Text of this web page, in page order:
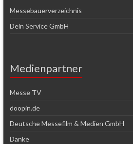
Messebauerverzeichnis
Dein Service GmbH
Medienpartner
Messe TV
doopin.de
Deutsche Messefilm & Medien GmbH
Danke